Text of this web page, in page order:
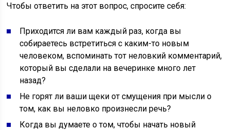
Чтобы ответить на этот вопрос, спросите себя:
Приходится ли вам каждый раз, когда вы
собираетесь встретиться с каким-то новым
человеком, вспоминать тот неловкий комментарий,
который вы сделали на вечеринке много лет
назад?
Не горят ли ваши щеки от смущения при мысли о
том, как вы неловко произнесли речь?
Когда вы думаете о том, чтобы начать новый